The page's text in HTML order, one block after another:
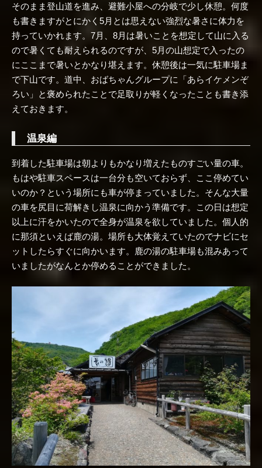
そのまま登山道を進み、避難小屋への分岐で少し休憩。何度
も書きますがとにかく5月とは思えない強烈な暑さに体力を
持っていかれます。7月、8月は暑いことを想定して山に入る
ので暑くても耐えられるのですが、5月の山想定で入ったの
にここまで暑いとかなり堪えます。休憩後は一気に駐車場ま
で下山です。道中、おばちゃんグループに「あらイケメンぞ
ろい」と褒められたことで足取りが軽くなったことも書き添
えておきます。
温泉編
到着した駐車場は朝よりもかなり増えたものすごい量の車。
もはや駐車スペースは一台分も空いておらず、ここ停めてい
いのか？という場所にも車が停まっていました。そんな大量
の車を尻目に荷解きし温泉に向かう準備です。この日は想定
以上に汗をかいたので全身が温泉を欲していました。個人的
に那須といえば鹿の湯。場所も大体覚えていたのでナビにセ
ットしたらすぐに向かいます。鹿の湯の駐車場も混みあって
いましたがなんとか停めることができました。